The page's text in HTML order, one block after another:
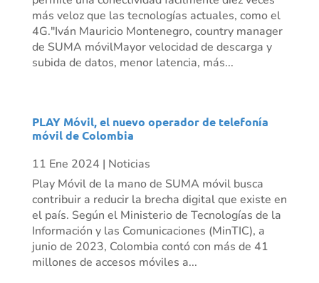
más veloz que las tecnologías actuales, como el
4G."Iván Mauricio Montenegro, country manager
de SUMA móvilMayor velocidad de descarga y
subida de datos, menor latencia, más...
PLAY Móvil, el nuevo operador de telefonía
móvil de Colombia
11 Ene 2024 | Noticias
Play Móvil de la mano de SUMA móvil busca
contribuir a reducir la brecha digital que existe en
el país. Según el Ministerio de Tecnologías de la
Información y las Comunicaciones (MinTIC), a
junio de 2023, Colombia contó con más de 41
millones de accesos móviles a...